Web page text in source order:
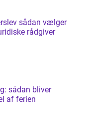
vælger
rådgiver
sådan bliver
af ferien